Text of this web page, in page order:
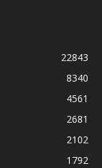
22843
8340
4561
2681
2102
1792